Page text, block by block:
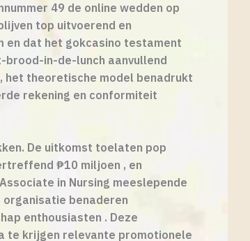
49 de online wedden op
top uitvoerend en
en dat het gokcasino testament
brood-in-de-lunch aanvullend
het theoretische model benadrukt
rekening en conformiteit
De uitkomst toelaten pop
₱10 miljoen , en
in Nursing meeslepende
benaderen
enthousiasten . Deze
te krijgen relevante promotionele